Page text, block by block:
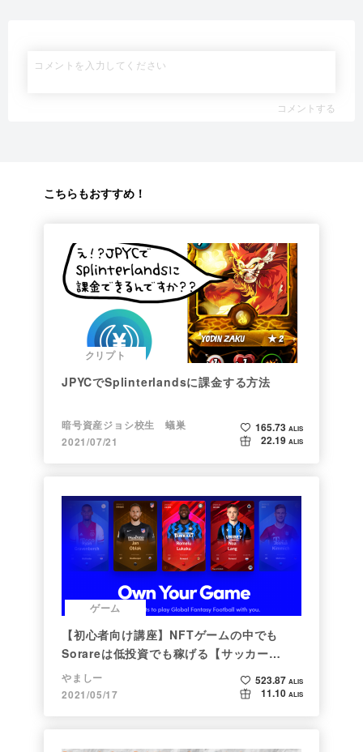
コメントする
こちらもおすすめ！
クリプト
JPYCでSplinterlandsに課金する方法
暗号資産ジョシ校生 蟻巣
2021/07/21
165.73 ALIS
22.19 ALIS
ゲーム
【初心者向け講座】NFTゲームの中でも
Sorareは低投資でも稼げる【サッカー
×NFT×BCG】
やましー
2021/05/17
523.87 ALIS
11.10 ALIS